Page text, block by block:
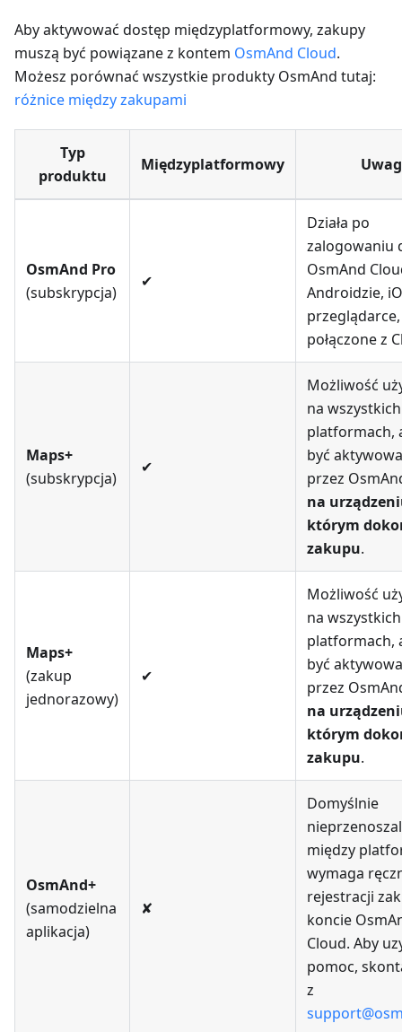
Aby aktywować dostęp międzyplatformowy, zakupy
muszą być powiązane z kontem OsmAnd Cloud.
Możesz porównać wszystkie produkty OsmAnd tutaj:
różnice między zakupami
Typ
produktu
Międzyplatformowy
OsmAnd Pro
(subskrypcja)
✔
Działa po
zalogowaniu
OsmAnd
Androidzie,
połączone z
Maps+
(subskrypcja)
✔
Możliwość
na wszystkich
platformach,
być
przez
na
którym
zakupu.
Maps+
(zakup
jednorazowy)
✔
Możliwość
na wszystkich
platformach,
być
przez
na
którym
zakupu.
OsmAnd+
(samodzielna
aplikacja)
✘
Domyślnie
między
wymaga
rejestracji
koncie
Cloud. Aby
pomoc,
z